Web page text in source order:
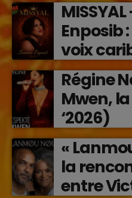
Enposib
voix
en
Régine
Mwen,
‘2026)
«
la
entre